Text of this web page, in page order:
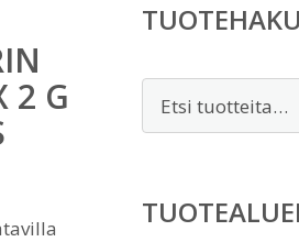
2 G
TUOTEHAKU